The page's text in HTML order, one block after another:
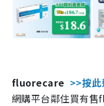
fluorecare >>按
網購平台鄰住買有